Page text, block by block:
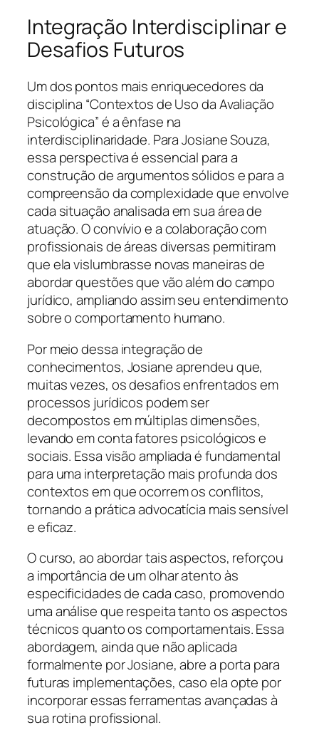
Integração Interdisciplinar e
Desafios Futuros
Um dos pontos mais enriquecedores da
disciplina “Contextos de Uso da Avaliação
Psicológica” é a ênfase na
interdisciplinaridade. Para Josiane Souza,
essa perspectiva é essencial para a
construção de argumentos sólidos e para a
compreensão da complexidade que envolve
cada situação analisada em sua área de
atuação. O convívio e a colaboração com
profissionais de áreas diversas permitiram
que ela vislumbrasse novas maneiras de
abordar questões que vão além do campo
jurídico, ampliando assim seu entendimento
sobre o comportamento humano.
Por meio dessa integração de
conhecimentos, Josiane aprendeu que,
muitas vezes, os desafios enfrentados em
processos jurídicos podem ser
decompostos em múltiplas dimensões,
levando em conta fatores psicológicos e
sociais. Essa visão ampliada é fundamental
para uma interpretação mais profunda dos
contextos em que ocorrem os conflitos,
tornando a prática advocatícia mais sensível
e eficaz.
O curso, ao abordar tais aspectos, reforçou
a importância de um olhar atento às
especificidades de cada caso, promovendo
uma análise que respeita tanto os aspectos
técnicos quanto os comportamentais. Essa
abordagem, ainda que não aplicada
formalmente por Josiane, abre a porta para
futuras implementações, caso ela opte por
incorporar essas ferramentas avançadas à
sua rotina profissional.